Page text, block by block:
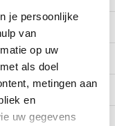
je persoonlijke
van
op uw
als doel
metingen aan
en
uw gegevens